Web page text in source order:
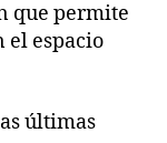
que permite
el espacio
últimas